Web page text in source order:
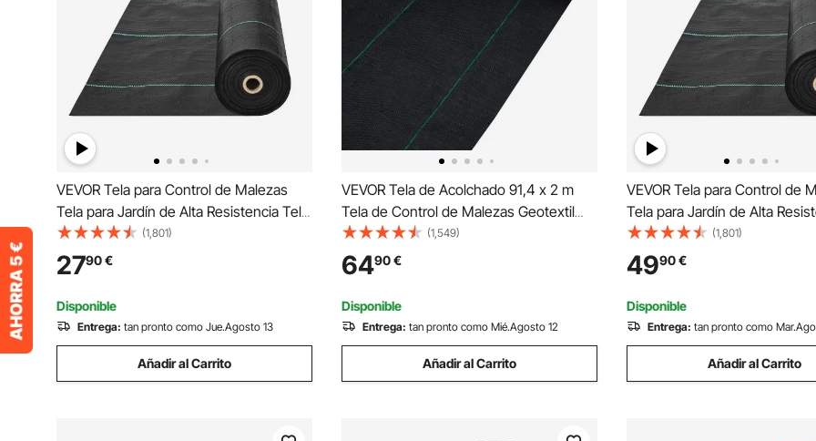
VEVOR Tela para Control de Malezas
Tela para Jardín de Alta Resistencia Tela
Tejida para Control de Malezas de PP
Tela Geotextil para Paisajismo Vellón de
Malas Hierbas 1 x 50 m, 100 g/m², Negro
(1,801)
2790€
Disponible
Entrega: tan pronto como Jue.Agosto 13
Añadir al Carrito
VEVOR Tela de Acolchado 91,4 x 2 m
Tela de Control de Malezas Geotextil
Jardín Lona PP Alta Permeabilidad
Densidad Subyacente Textil para
Cubierta del Suelo Jardinería Agricultura
Huerto, Negro
(1,549)
6490€
Disponible
Entrega: tan pronto como Mié.Agosto 12
Añadir al Carrito
VEVOR Tela para Control de
Tela para Jardín de Alta
Tejida para Control de
Tela Geotextil para Paisajismo
Malas Hierbas 0,9 x 76,2 m,
Negro
(1,801)
4990€
Disponible
Entrega: tan pronto como
Añadir al Carrito